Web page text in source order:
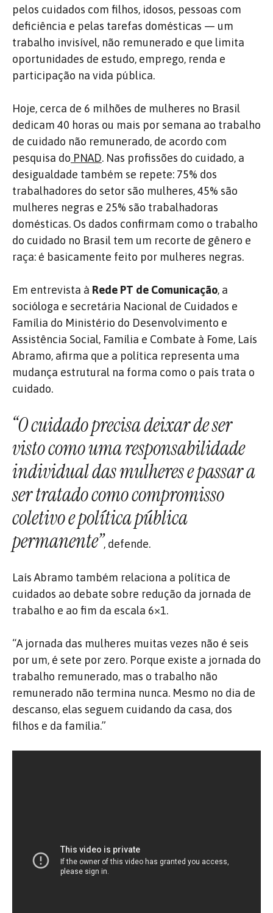
pelos cuidados com filhos, idosos, pessoas com
deficiência e pelas tarefas domésticas — um
trabalho invisível, não remunerado e que limita
oportunidades de estudo, emprego, renda e
participação na vida pública.
Hoje, cerca de 6 milhões de mulheres no Brasil
dedicam 40 horas ou mais por semana ao trabalho
de cuidado não remunerado, de acordo com
pesquisa do PNAD. Nas profissões do cuidado, a
desigualdade também se repete: 75% dos
trabalhadores do setor são mulheres, 45% são
mulheres negras e 25% são trabalhadoras
domésticas. Os dados confirmam como o trabalho
do cuidado no Brasil tem um recorte de gênero e
raça: é basicamente feito por mulheres negras.
Em entrevista à Rede PT de Comunicação, a
socióloga e secretária Nacional de Cuidados e
Família do Ministério do Desenvolvimento e
Assistência Social, Família e Combate à Fome, Laís
Abramo, afirma que a política representa uma
mudança estrutural na forma como o país trata o
cuidado.
“O cuidado precisa deixar de ser
visto como uma responsabilidade
individual das mulheres e passar a
ser tratado como compromisso
coletivo e política pública
permanente”, defende.
Laís Abramo também relaciona a política de
cuidados ao debate sobre redução da jornada de
trabalho e ao fim da escala 6×1.
“A jornada das mulheres muitas vezes não é seis
por um, é sete por zero. Porque existe a jornada do
trabalho remunerado, mas o trabalho não
remunerado não termina nunca. Mesmo no dia de
descanso, elas seguem cuidando da casa, dos
filhos e da família.”